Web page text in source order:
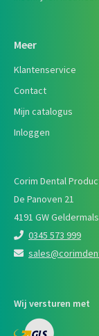
Meer
Klantenservice
Contact
Mijn catalogus
Inloggen
Corim Dental
De Panoven 21
4191 GW
0345 573 999
Wij versturen met